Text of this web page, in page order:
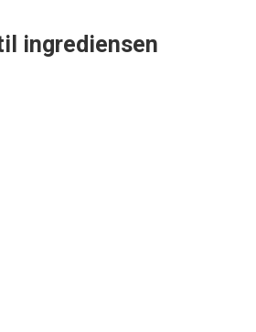
ingrediensen